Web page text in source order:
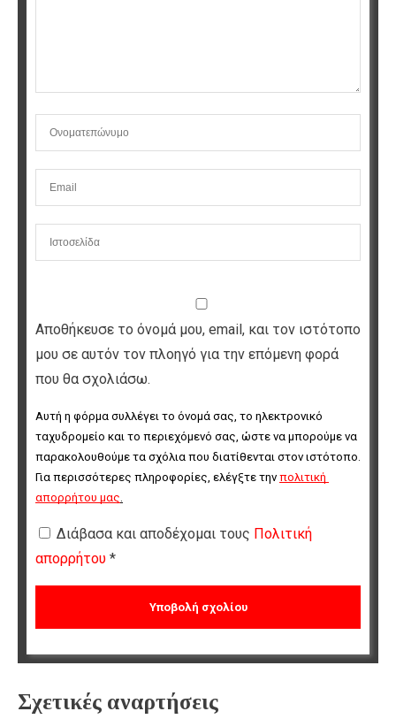
Αποθήκευσε το όνομά μου, email, και τον ιστότοπο
μου σε αυτόν τον πλοηγό για την επόμενη φορά
που θα σχολιάσω.
Αυτή η φόρμα συλλέγει το όνομά σας, το ηλεκτρονικό
ταχυδρομείο και το περιεχόμενό σας, ώστε να μπορούμε να
παρακολουθούμε τα σχόλια που διατίθενται στον ιστότοπο.
Για περισσότερες πληροφορίες, ελέγξτε την πολιτική
απορρήτου μας.
Διάβασα και αποδέχομαι τους Πολιτική
απορρήτου *
Σχετικές αναρτήσεις